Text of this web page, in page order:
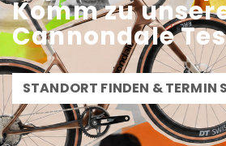
Komm zu
Cannondale
STANDORT FINDEN & TERMIN